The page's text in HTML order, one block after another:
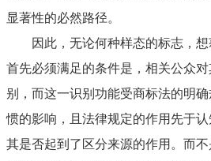
显著性的必然路径。
因此，无论何种样态的标志，想
首先必须满足的条件是，相关公众
别，而这一识别功能受商标法的明
惯的影响，且法律规定的作用先于
其是否起到了区分来源的作用。而